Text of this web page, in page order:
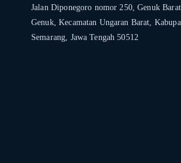
Jalan Diponegoro nomor 250, Genuk
Genuk, Kecamatan Ungaran Barat,
Semarang, Jawa Tengah 50512